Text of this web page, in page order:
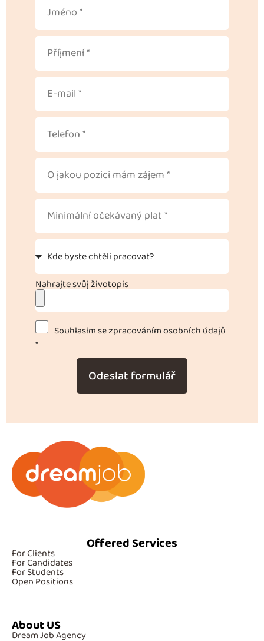
Nahrajte svůj životopis
Souhlasím se zpracováním osobních údajů
*
Odeslat formulář
Offered Services
For Clients
For Candidates
For Students
Open Positions
About US
Dream Job Agency